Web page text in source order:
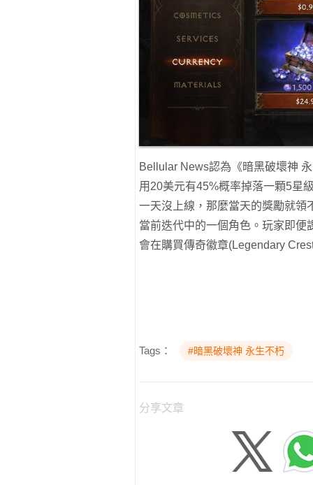
Bellular News認為《暗黑破壞神
用20美元有45%概率掉落一顆5星
一天沒上線，那麼當天的獎勵就領
當前迭代中的一個角色。玩家即
會在購買傳奇徽章(Legendary
Tags： #暗黑破壞神 永生不朽
分享文章